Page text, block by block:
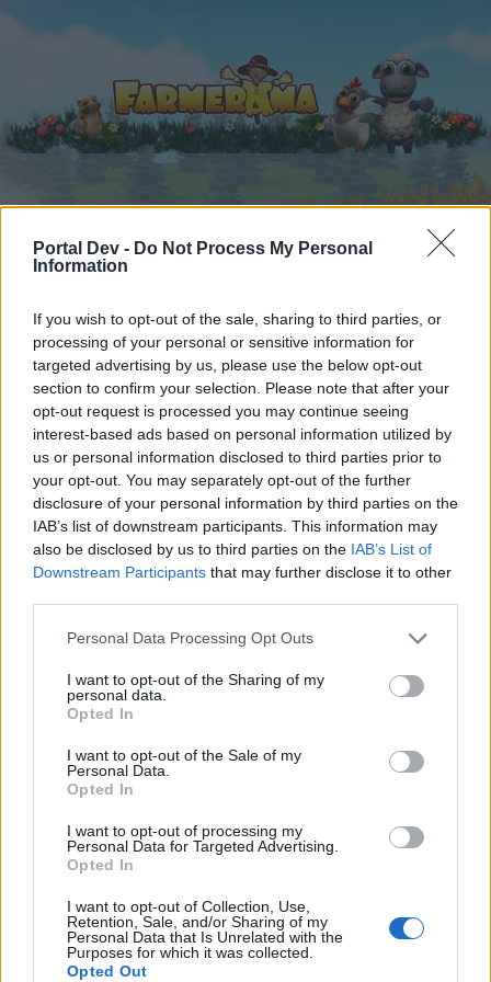
Portal Dev - Do Not Process My Personal
Information
If you wish to opt-out of the sale, sharing to third parties, or
processing of your personal or sensitive information for
targeted advertising by us, please use the below opt-out
section to confirm your selection. Please note that after your
opt-out request is processed you may continue seeing
interest-based ads based on personal information utilized by
us or personal information disclosed to third parties prior to
your opt-out. You may separately opt-out of the further
disclosure of your personal information by third parties on the
IAB’s list of downstream participants. This information may
also be disclosed by us to third parties on the IAB’s List of
Downstream Participants that may further disclose it to other
Personal Data Processing Opt Outs
I want to opt-out of the Sharing of my
personal data.
Opted In
I want to opt-out of the Sale of my
Personal Data.
Opted In
I want to opt-out of processing my
Personal Data for Targeted Advertising.
Opted In
I want to opt-out of Collection, Use,
Retention, Sale, and/or Sharing of my
Personal Data that Is Unrelated with the
Purposes for which it was collected.
Opted Out
Foren ... Update- und Ideensammlung Deko-Tal
Mitglieder, denen der Beitrag #139
gefällt
Liebe(r) Forum-Leser/in,
wenn Du in diesem Forum aktiv an den
Gesprächen teilnehmen oder eigene Themen
starten möchtest, musst Du Dich bitte zunächst
im Spiel einloggen. Falls Du noch keinen
Wir freuen uns auf Deinen nächsten Besuch in
unserem Forum!„Zum Spiel“
.cvzbaer.
MacMukkel
Beiträge: 1.550 Zustimmungen: 7.123 Punkte für Erfolge: 1.750
Sabberline
Kommandant des Forums
Beiträge:
1.432 Zustimmungen: 5.388 Punkte für Erfolge:
jemesa53
Letzte Beiträge